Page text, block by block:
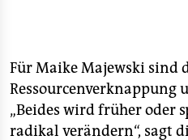
epaper login
www.voicesoftransition.org
■Transition Town in Berlin
Wer Transition gut findet
kann am 3. März zum
Für Maike Majewski sind
Ressourcenverknappung
„Beides wird früher oder
radikal verändern“, sagt